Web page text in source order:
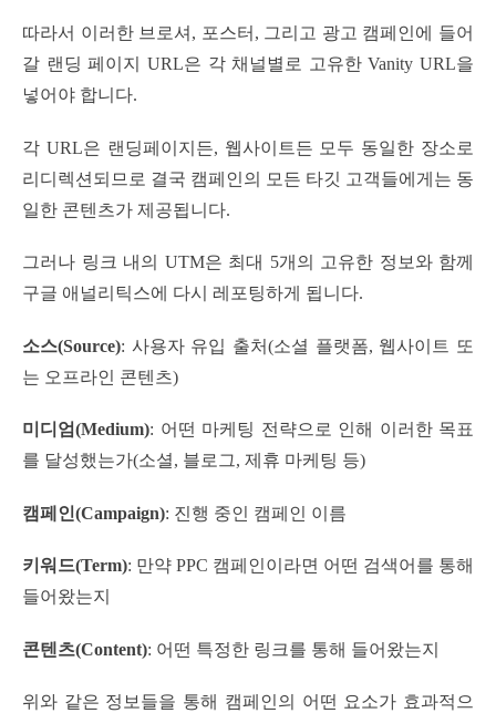
따라서 이러한 브로셔, 포스터, 그리고 광고 캠페인에 들어
갈 랜딩 페이지 URL은 각 채널별로 고유한 Vanity URL을
넣어야 합니다.
각 URL은 랜딩페이지든, 웹사이트든 모두 동일한 장소로
리디렉션되므로 결국 캠페인의 모든 타깃 고객들에게는 동
일한 콘텐츠가 제공됩니다.
그러나 링크 내의 UTM은 최대 5개의 고유한 정보와 함께
구글 애널리틱스에 다시 레포팅하게 됩니다.
소스(Source): 사용자 유입 출처(소셜 플랫폼, 웹사이트 또
는 오프라인 콘텐츠)
미디엄(Medium): 어떤 마케팅 전략으로 인해 이러한 목표
를 달성했는가(소셜, 블로그, 제휴 마케팅 등)
캠페인(Campaign): 진행 중인 캠페인 이름
키워드(Term): 만약 PPC 캠페인이라면 어떤 검색어를 통해
들어왔는지
콘텐츠(Content): 어떤 특정한 링크를 통해 들어왔는지
위와 같은 정보들을 통해 캠페인의 어떤 요소가 효과적으